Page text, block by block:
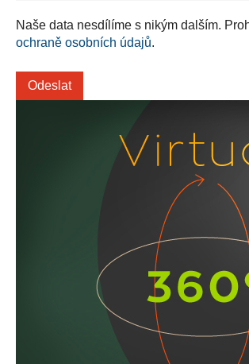
Naše data nesdílíme s nikým dalším.
ochraně osobních údajů.